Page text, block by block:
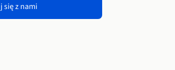
się z nami